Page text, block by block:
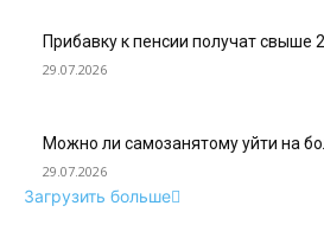
Прибавку к пенсии получат свыше
29.07.2026
Можно ли самозанятому уйти на
29.07.2026
Загрузить больше